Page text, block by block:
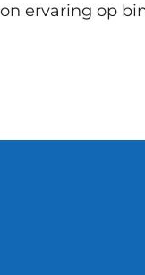
ervaring op